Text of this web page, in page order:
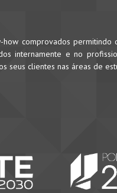
comprovados
internamente e no
seus clientes nas áreas de